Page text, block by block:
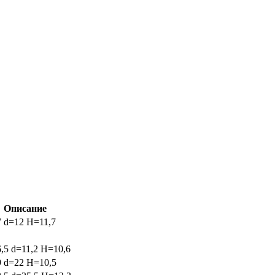
Описание
d=12 H=11,7
d=11,2 H=10,6
d=22 H=10,5